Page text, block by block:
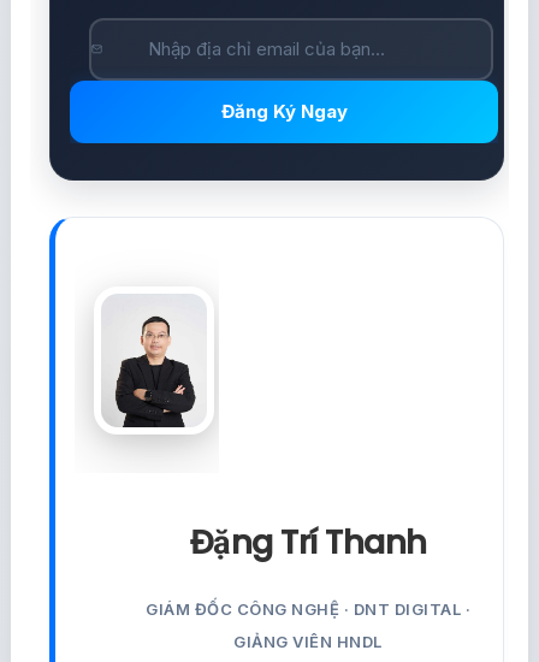
Đăng Ký Ngay
Đặng Trí Thanh
GIÁM ĐỐC CÔNG NGHỆ · DNT DIGITAL ·
GIẢNG VIÊN HNDL